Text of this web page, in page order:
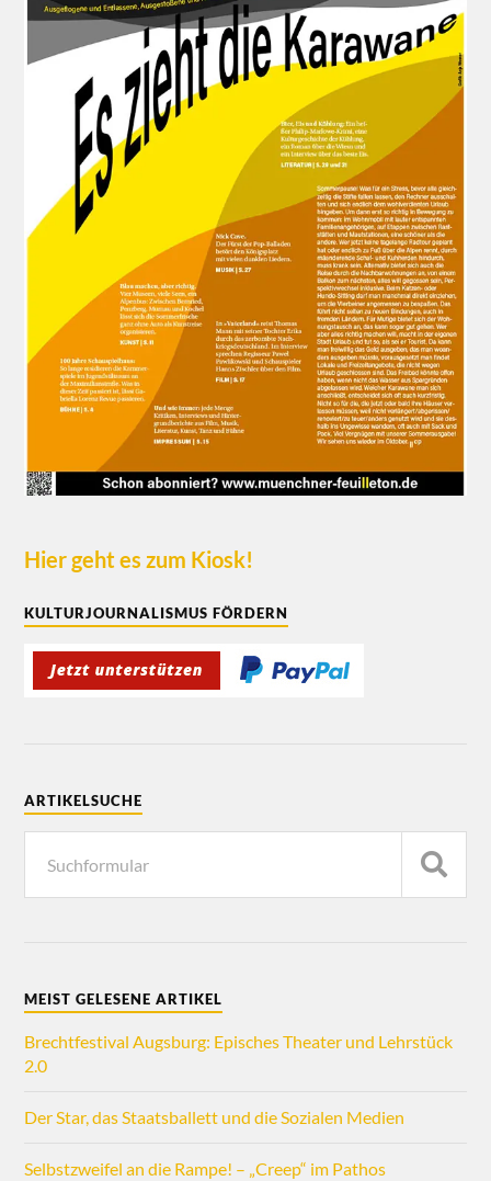
Hier geht es zum Kiosk!
KULTURJOURNALISMUS FÖRDERN
ARTIKELSUCHE
MEIST GELESENE ARTIKEL
Brechtfestival Augsburg: Episches Theater und Lehrstück
2.0
Der Star, das Staatsballett und die Sozialen Medien
Selbstzweifel an die Rampe! – „Creep“ im Pathos